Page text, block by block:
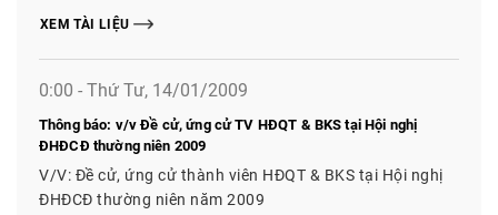
2008 như sau: 1. Chi trả cổ tức bằng tiền mặt. 2. Tỷ lệ
chi trả cổ tức: 20%/mệnh giá CP
XEM TÀI LIỆU
0:00 - Thứ Tư, 14/01/2009
Thông báo: v/v Đề cử, ứng cử TV HĐQT & BKS tại Hội nghị
ĐHĐCĐ thường niên 2009
V/V: Đề cử, ứng cử thành viên HĐQT & BKS tại Hội nghị
ĐHĐCĐ thường niên năm 2009